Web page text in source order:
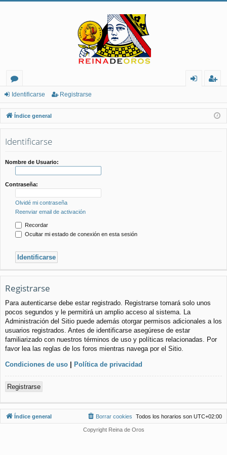
or
os
nt
ifi
ist
ra
Identificarse Registrarse
Índice general
Identificarse
Nombre de Usuario:
Contraseña:
Olvidé mi contraseña
Reenviar email de activación
Recordar
Ocultar mi estado de conexión en esta sesión
Registrarse
Para autenticarse debe estar registrado. Registrarse tomará solo unos
pocos segundos y le permitirá un amplio acceso al sistema. La
Administración del Sitio puede además otorgar permisos adicionales a los
usuarios registrados. Antes de identificarse asegúrese de estar
familiarizado con nuestros términos de uso y políticas relacionadas. Por
favor lea las reglas de los foros mientras navega por el Sitio.
Condiciones de uso | Política de privacidad
Registrarse
Índice general Todos los horarios son UTC+02:00
Borrar cookies
Copyright Reina de Oros